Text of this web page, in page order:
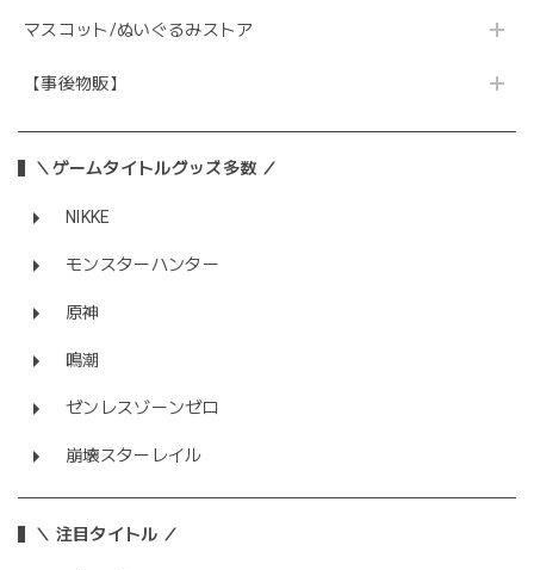
マスコット/ぬいぐるみストア
【事後物販】
＼ゲームタイトルグッズ多数 ／
NIKKE
モンスターハンター
原神
鳴潮
ゼンレスゾーンゼロ
崩壊スターレイル
＼ 注目タイトル ／